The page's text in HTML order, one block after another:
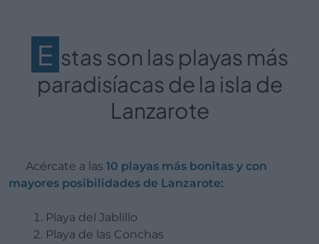
E stas son las playas más
paradisíacas de la isla de
Lanzarote
Acércate a las 10 playas más bonitas y con
mayores posibilidades de Lanzarote:
Playa del Jablillo
Playa de las Conchas